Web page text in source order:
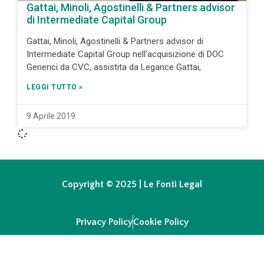
Gattai, Minoli, Agostinelli & Partners advisor
di Intermediate Capital Group
Gattai, Minoli, Agostinelli & Partners advisor di
Intermediate Capital Group nell’acquisizione di DOC
Generici da CVC, assistita da Legance Gattai,
LEGGI TUTTO »
9 Aprile 2019
Copyright © 2025 | Le Fonti Legal
Privacy PolicyCookie Policy